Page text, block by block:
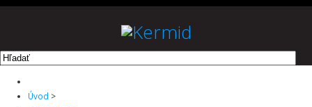
O NÁS
NA STIAHNUTIE
Úvod >